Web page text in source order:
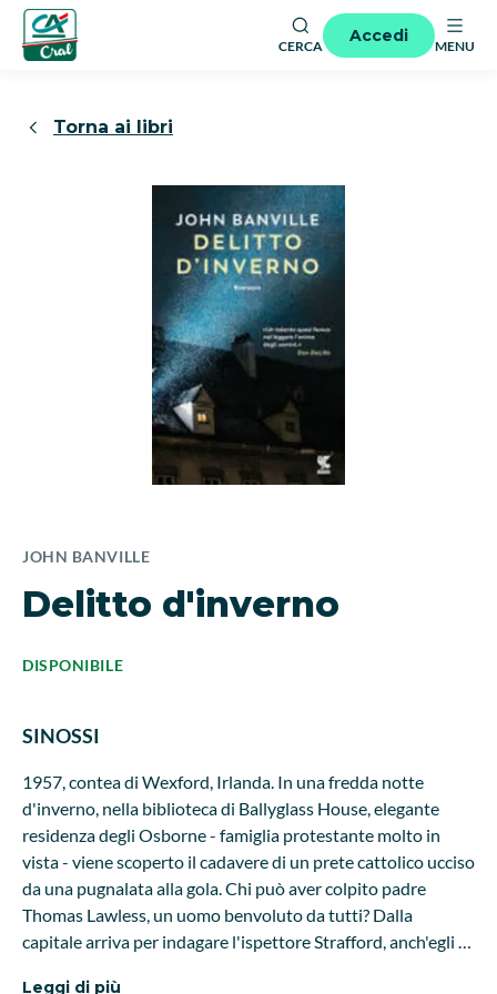
CERCA
Accedi
MENU
Torna ai libri
JOHN BANVILLE
Delitto d'inverno
DISPONIBILE
SINOSSI
1957, contea di Wexford, Irlanda. In una fredda notte
d'inverno, nella biblioteca di Ballyglass House, elegante
residenza degli Osborne - famiglia protestante molto in
vista - viene scoperto il cadavere di un prete cattolico ucciso
da una pugnalata alla gola. Chi può aver colpito padre
Thomas Lawless, un uomo benvoluto da tutti? Dalla
capitale arriva per indagare l'ispettore Strafford, anch'egli di
Leggi di più